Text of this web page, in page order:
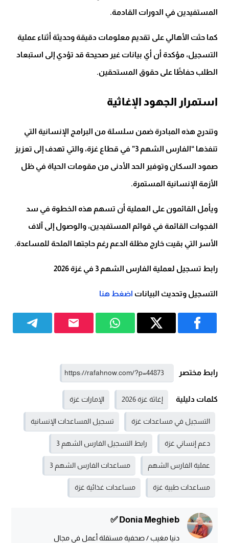
المستفيدين في الدورات القادمة.
كما حثت الأهالي على تقديم معلومات دقيقة وحديثة أثناء عملية
التسجيل، مؤكدة أن أي بيانات غير صحيحة قد تؤدي إلى استبعاد
الطلب حفاظًا على حقوق المستحقين.
استمرار الجهود الإغاثية
وتندرج هذه المبادرة ضمن سلسلة من البرامج الإنسانية التي
تنفذها “الفارس الشهم 3” في قطاع غزة، والتي تهدف إلى تعزيز
صمود السكان وتوفير الحد الأدنى من مقومات الحياة في ظل
الأزمة الإنسانية المستمرة.
ويأمل القائمون على العملية أن تسهم هذه الخطوة في سد
الفجوات القائمة في قوائم المستفيدين، والوصول إلى آلاف
الأسر التي بقيت خارج مظلة الدعم رغم حاجتها الملحة للمساعدة.
رابط تسجيل لعملية الفارس الشهم 3 في غزة 2026
التسجيل وتحديث البيانات اضغط هنا
رابط مختصر
كلمات دليلية إغاثة غزة 2026 الإمارات غزة
التسجيل في مساعدات غزة تسجيل المساعدات الإنسانية
دعم إنساني غزة رابط التسجيل الفارس الشهم 3
عملية الفارس الشهم مساعدات الفارس الشهم 3
مساعدات طبية غزة مساعدات غذائية غزة
Donia Meghieb ✅
دنيا مغيب / صحفية مستقلة أعمل في مجال